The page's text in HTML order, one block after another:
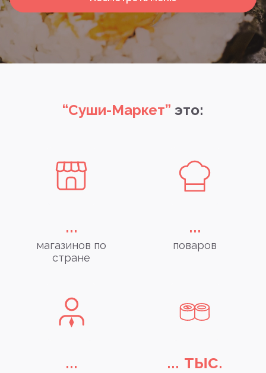
“Суши-Маркет” это:
...
магазинов по
стране
...
поваров
... ... тыс.